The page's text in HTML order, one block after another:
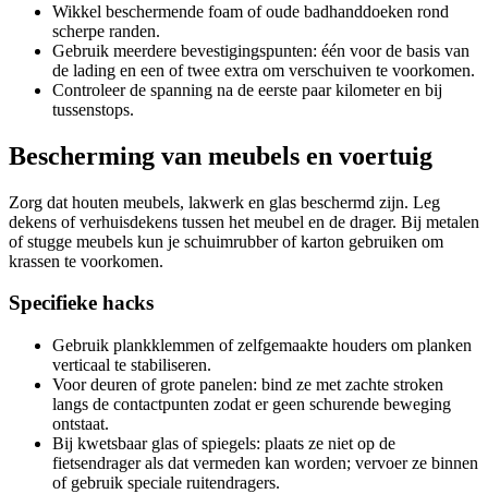
Wikkel beschermende foam of oude badhanddoeken rond
scherpe randen.
Gebruik meerdere bevestigingspunten: één voor de basis van
de lading en een of twee extra om verschuiven te voorkomen.
Controleer de spanning na de eerste paar kilometer en bij
tussenstops.
Bescherming van meubels en voertuig
Zorg dat houten meubels, lakwerk en glas beschermd zijn. Leg
dekens of verhuisdekens tussen het meubel en de drager. Bij metalen
of stugge meubels kun je schuimrubber of karton gebruiken om
krassen te voorkomen.
Specifieke hacks
Gebruik plankklemmen of zelfgemaakte houders om planken
verticaal te stabiliseren.
Voor deuren of grote panelen: bind ze met zachte stroken
langs de contactpunten zodat er geen schurende beweging
ontstaat.
Bij kwetsbaar glas of spiegels: plaats ze niet op de
fietsendrager als dat vermeden kan worden; vervoer ze binnen
of gebruik speciale ruitendragers.